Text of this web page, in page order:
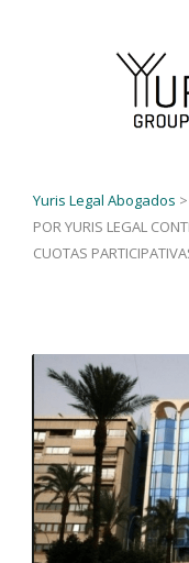
Yuris Legal Abogados >
POR YURIS LEGAL
CUOTAS